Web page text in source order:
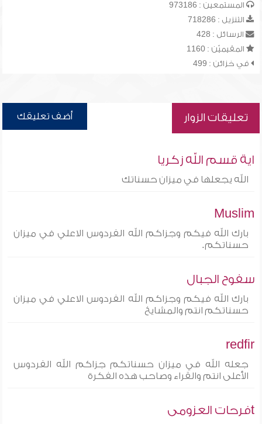
المستمعين : 973186
التنزيل : 718286
الرسائل : 428
المقيميّن : 1160
في خزائن : 499
تعليقات الزوار أضف تعليقك
اية قسم الله زكريا
الله يجعلها في ميزان حسناتك
Muslim
بارك الله فيكم وجزاكم الله الفردوس الاعلي في ميزان
حسناتكم.
سفوح الجبال
بارك الله فيكم وجزاكم الله الفردوس الاعلي في ميزان
حسناتكم انتم والمشايخ
redfir
جعله الله في ميزان حسناتكم جزاكم الله الفردوس
الأعلى انتم والقراء وصاحب هذه الفكرة
tفرحات العزومى